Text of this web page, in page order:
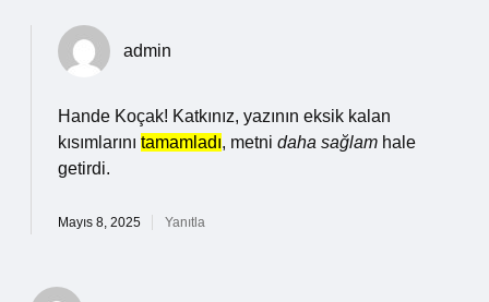
admin
Hande Koçak! Katkınız, yazının eksik kalan
kısımlarını tamamladı, metni daha sağlam hale
getirdi.
Mayıs 8, 2025 Yanıtla